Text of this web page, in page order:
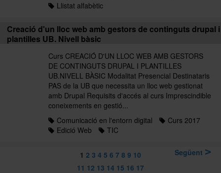
Llistat alfabètic
Creació d'un lloc web amb gestors de continguts drupal i
plantilles UB. Nivell bàsic
Curs CREACIÓ D'UN LLOC WEB AMB GESTORS
DE CONTINGUTS DRUPAL I PLANTILLES
UB.NIVELL BÀSIC Modalitat Presencial Destinataris
PAS de la UB que necessita un lloc web gestionat
amb Drupal Requisits d'accés al curs Imprescindible
coneixements en gestió...
Comunicació en l'entorn digital
Curs 2017
Edició Web
TIC
1 2 3 4 5 6 7 8 9 10
11 12 13 14 15 16 17
Següent